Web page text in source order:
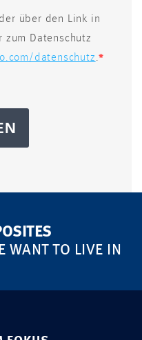
über den Link in
zum Datenschutz
datenschutz.
WANT TO LIVE IN